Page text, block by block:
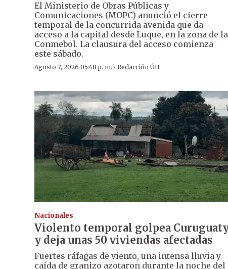
El Ministerio de Obras Públicas y
Comunicaciones (MOPC) anunció el cierre
temporal de la concurrida avenida que da
acceso a la capital desde Luque, en la zona de la
Conmebol. La clausura del acceso comienza
este sábado.
Agosto 7, 2026 05:48 p. m. · Redacción ÚH
Nacionales
Violento temporal golpea
y deja unas 50 viviendas afectadas
Fuertes ráfagas de viento, una intensa lluvia y
caída de granizo azotaron durante la noche del